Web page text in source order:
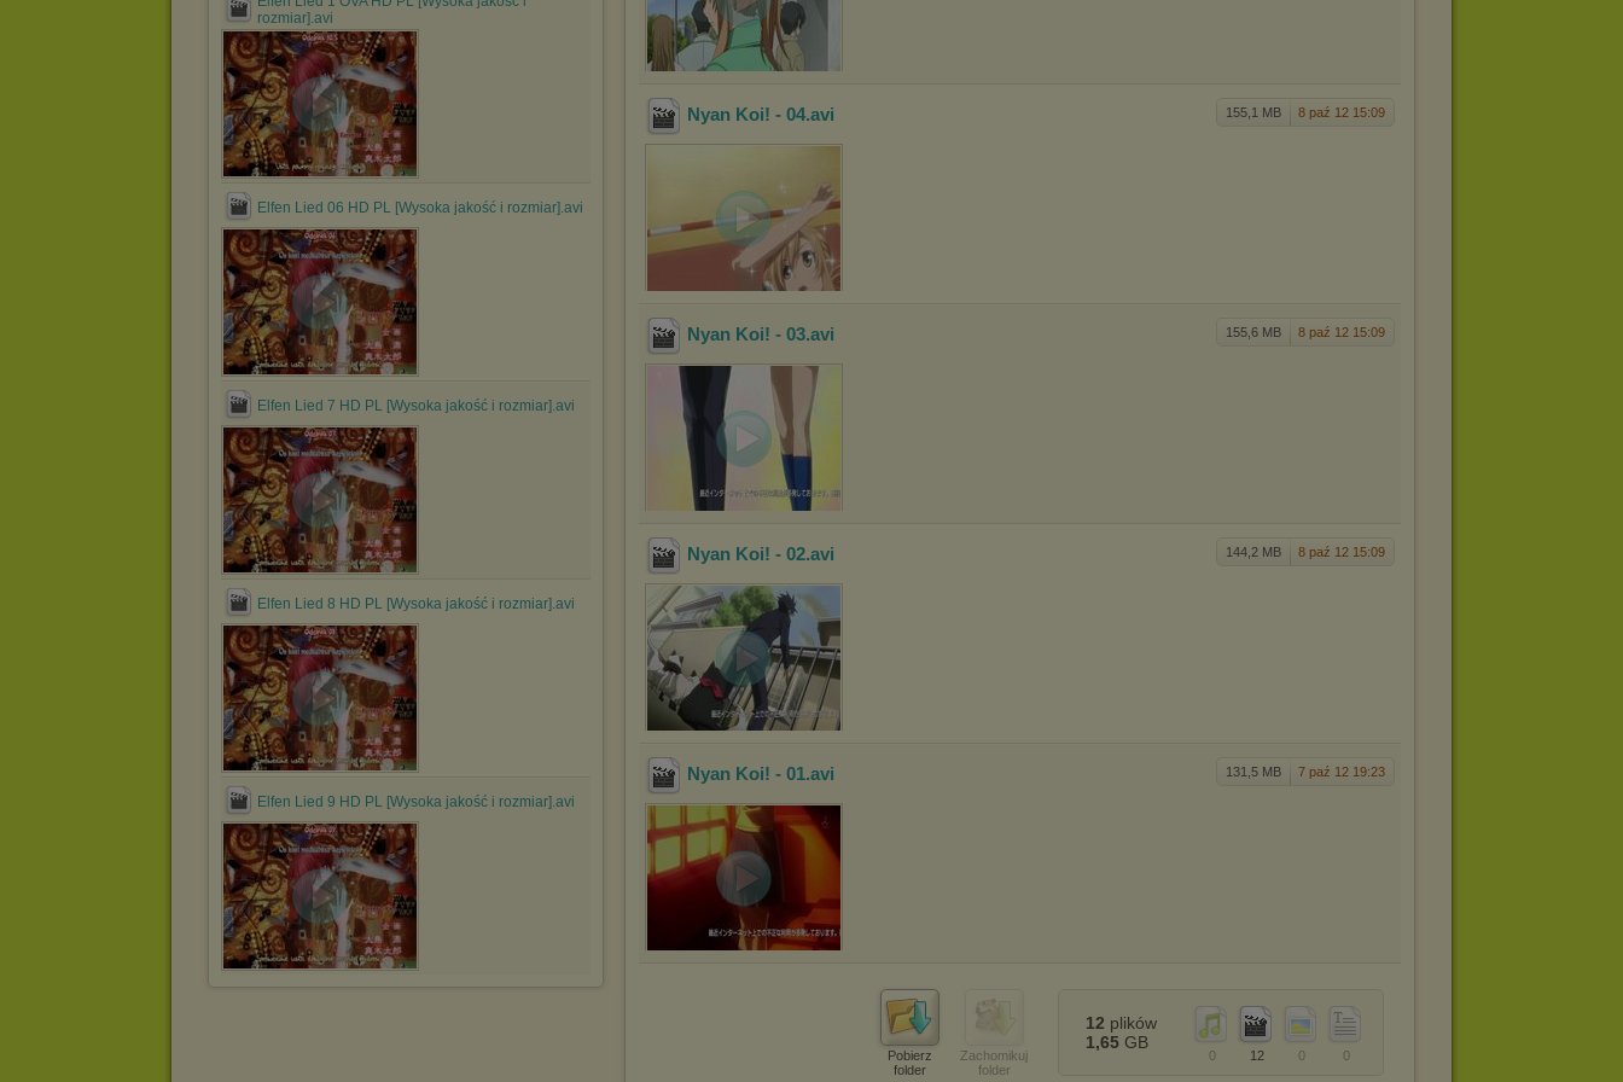
rozmiar].avi
Elfen Lied 06 HD PL [Wysoka jakość i rozmiar].avi
Elfen Lied 7 HD PL [Wysoka jakość i rozmiar].avi
Elfen Lied 8 HD PL [Wysoka jakość i rozmiar].avi
Elfen Lied 9 HD PL [Wysoka jakość i rozmiar].avi
155,1 MB 8 paź 12 15:09
Nyan Koi! - 04.avi
155,6 MB 8 paź 12 15:09
Nyan Koi! - 03.avi
144,2 MB 8 paź 12 15:09
Nyan Koi! - 02.avi
131,5 MB 7 paź 12 19:23
Nyan Koi! - 01.avi
Pobierz
folder
Zachomikuj
folder
0
0
12
0
12 plików
1,65 GB